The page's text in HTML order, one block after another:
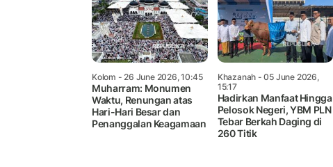
Kolom - 26 June 2026, 10:45
Muharram: Monumen
Waktu, Renungan atas
Hari-Hari Besar dan
Penanggalan Keagamaan
Khazanah - 05 June 2026,
15:17
Hadirkan Manfaat Hingga
Pelosok Negeri, YBM PLN
Tebar Berkah Daging di
260 Titik